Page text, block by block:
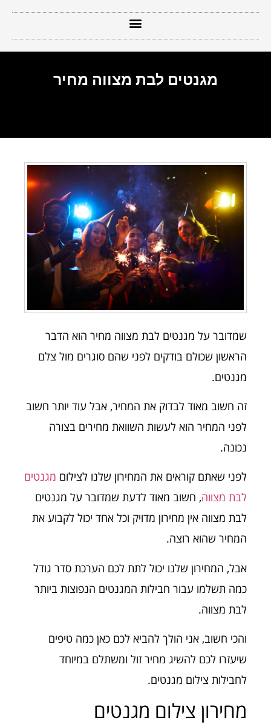
מגנטים לבת מצווה מחיר
שמדובר על מגנטים לבת מצווה מחיר הוא הדבר
הראשון שכולם בודקים לפני שהם סוגרים מול צלם
מגנטים.
זה חשוב מאוד לבדוק את המחיר, אבל עוד יותר חשוב
לפני המחיר הוא לעשות השוואת מחירים בצורה
נכונה.
לפני שאתם קוראים את המחירון שלנו לצילום מגנטים
לבת מצווה, חשוב מאוד לדעת שמדובר על מגנטים
לבת מצווה אין מחירון מדויק וכל אחד יכול לקבוע את
המחיר שהוא רוצה.
אבל, המחירון שלנו יכול לתת לכם הערכת סדר גודל
כמה תשלמו עבור חבילות המגנטים הנפוצות ביותר
לבת מצווה.
והכי חשוב, אני הולך להביא לכם כאן כמה טיפים
שיעזרו לכם להשיג מחיר זול ומשתלם במיוחד
לחבילות צילום מגנטים.
מחירון צילום מגנטים